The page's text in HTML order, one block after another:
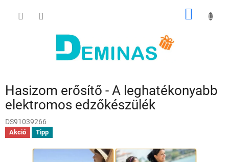
KOSÁR
Hasizom erősítő - A leghatékonyabb
elektromos edzőkészülék
DS91039266
Akció Tipp